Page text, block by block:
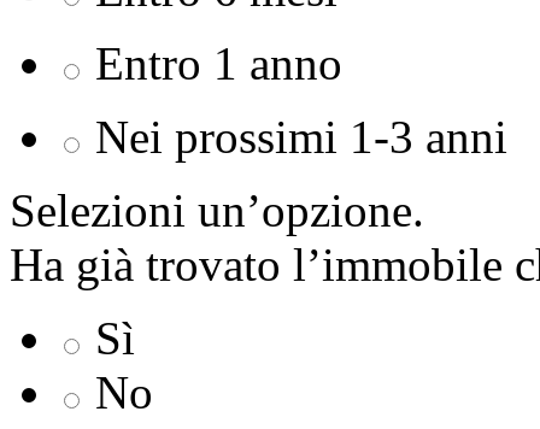
Entro 1 anno
Nei prossimi 1-3 anni
Selezioni un’opzione.
Ha già trovato l’immobile
Sì
No